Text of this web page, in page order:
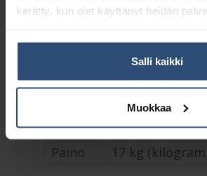
kerätty, kun olet käyttänyt heidän
Salli kaikki
Muokkaa
Tuotetunnus (SKU):305170
Paino 17 kg